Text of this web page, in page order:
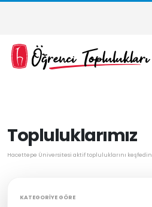
Topluluklarımız
Hacettepe Üniversitesi aktif topluluklarını keşfedin.
KATEGORIYE GÖRE